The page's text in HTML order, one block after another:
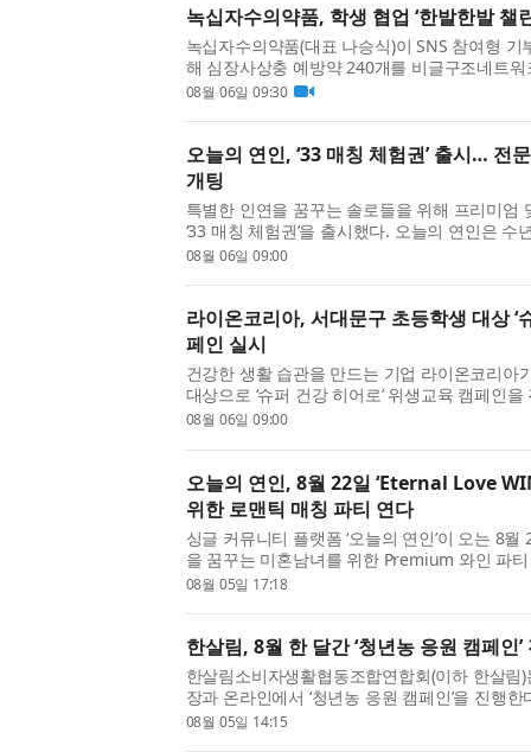
녹십자수의약품, 학생 협업 ‘한발한발 챌
녹십자수의약품(대표 나승식)이 SNS 참여형 기
해 심장사상충 예방약 240개를 비글구조네트
다. ‘한발한발 챌린지’는 페이스튼국제학교 학생
08월 06일 09:30
오늘의 연인, ‘33 매칭 체험권’ 출시… 전
개팅
특별한 인연을 꿈꾸는 솔로들을 위해 프리미엄
‘33 매칭 체험권’을 출시했다. 오늘의 연인은
적인 매칭 시스템을 기반으로 개인의 성향, 가
08월 06일 09:00
라이온코리아, 서대문구 초등학생 대상 ‘
페인 실시
건강한 생활 습관을 만드는 기업 라이온코리아
대상으로 ‘슈퍼 건강 히어로’ 위생교육 캠페인
맞아 기획한 이번 프로그램은 라이온코리아와
08월 06일 09:00
오늘의 연인, 8월 22일 ‘Eternal Love
위한 로맨틱 매칭 파티 연다
싱글 커뮤니티 플랫폼 ‘오늘의 연인’이 오는 8
을 꿈꾸는 미혼남녀를 위한 Premium 와인 파티
최한다. ‘도심 속의 로맨스, 그리고 설렘의 시작
08월 05일 17:18
한살림, 8월 한 달간 ‘청년농 응원 캠페인’
한살림소비자생활협동조합연합회(이하 한살
장과 온라인에서 ‘청년농 응원 캠페인’을 진행
대 육성 사업의 일환으로, 소비자와 청년농부
08월 05일 14:15